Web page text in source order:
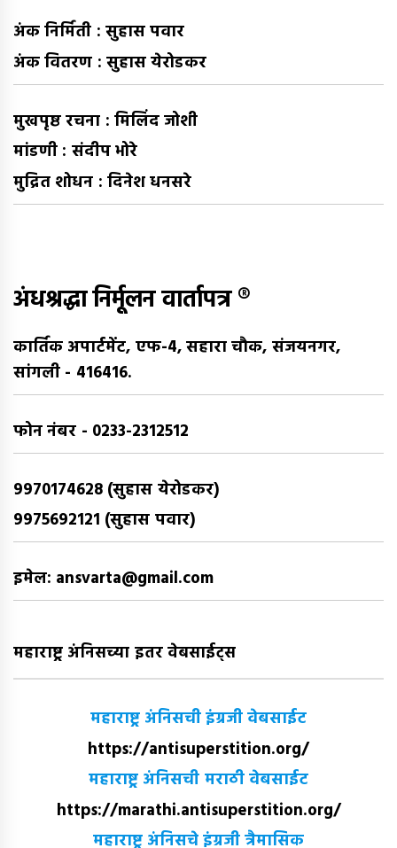
अंक निर्मिती : सुहास पवार
अंक वितरण : सुहास येरोडकर
मुखपृष्ठ रचना : मिलिंद जोशी
मांडणी : संदीप भोरे
मुद्रित शोधन : दिनेश धनसरे
अंधश्रद्धा निर्मूलन वार्तापत्र ®
कार्तिक अपार्टमेंट, एफ-4, सहारा चौक, संजयनगर,
सांगली - 416416.
फोन नंबर - 0233-2312512
9970174628 (सुहास येरोडकर)
9975692121 (सुहास पवार)
इमेल: ansvarta@gmail.com
महाराष्ट्र अंनिसच्या इतर वेबसाईट्स
महाराष्ट्र अंनिसची इंग्रजी वेबसाईट
https://antisuperstition.org/
महाराष्ट्र अंनिसची मराठी वेबसाईट
https://marathi.antisuperstition.org/
महाराष्ट्र अंनिसचे इंग्रजी त्रैमासिक